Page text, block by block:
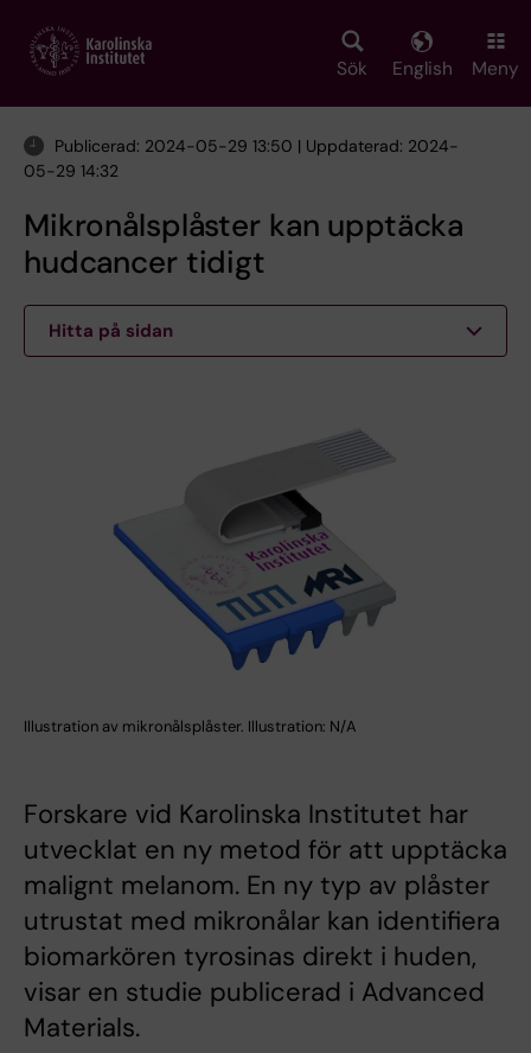
main
Sök English Meny
Publicerad: 2024-05-29 13:50 | Uppdaterad: 2024-
05-29 14:32
Mikronålsplåster kan upptäcka
hudcancer tidigt
Hitta på sidan
Illustration av mikronålsplåster. Illustration: N/A
Forskare vid Karolinska Institutet har
utvecklat en ny metod för att upptäcka
malignt melanom. En ny typ av plåster
utrustat med mikronålar kan identifiera
biomarkören tyrosinas direkt i huden,
visar en studie publicerad i Advanced
Materials.